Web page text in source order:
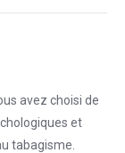
avez choisi de
et
tabagisme.